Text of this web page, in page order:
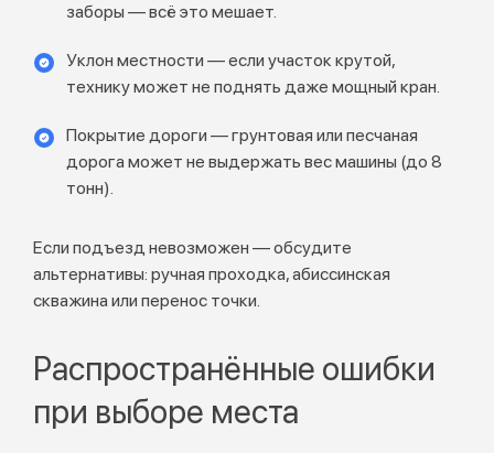
заборы — всё это мешает.
Уклон местности — если участок крутой,
технику может не поднять даже мощный кран.
Покрытие дороги — грунтовая или песчаная
дорога может не выдержать вес машины (до 8
тонн).
Если подъезд невозможен — обсудите
альтернативы: ручная проходка, абиссинская
скважина или перенос точки.
Распространённые ошибки
при выборе места